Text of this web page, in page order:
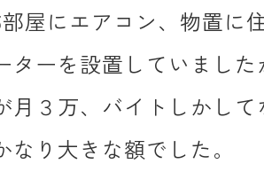
屋にエアコン、物置に
ターを設置していまし
月３万、バイトしかし
なり大きな額でした。